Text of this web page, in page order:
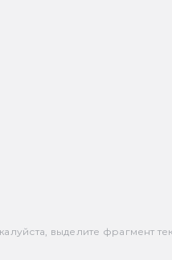
выделите фрагмент